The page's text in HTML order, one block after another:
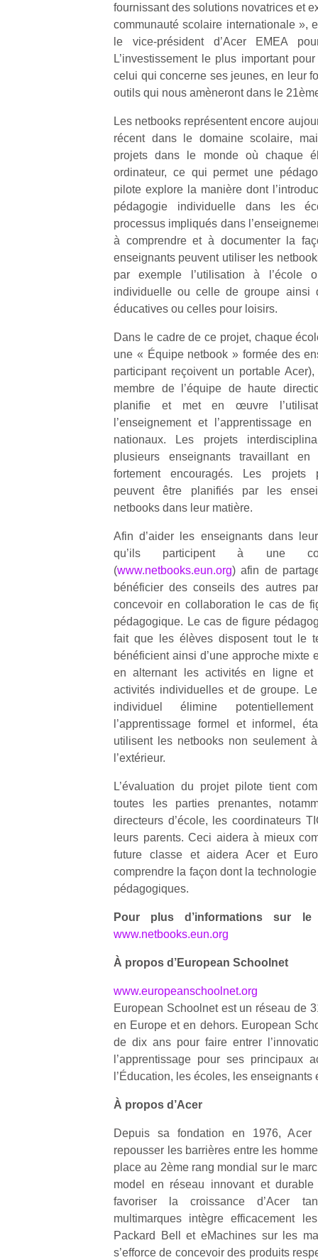
fournissant des solutions novatrices et
communauté scolaire internationale »,
le vice-président d’Acer EMEA
L’investissement le plus important
celui qui concerne ses jeunes, en leur
outils qui nous amèneront dans le
Les netbooks représentent encore
récent dans le domaine scolaire,
projets dans le monde où chaque
ordinateur, ce qui permet une
pilote explore la manière dont
pédagogie individuelle dans les
processus impliqués dans
à comprendre et à documenter la
enseignants peuvent utiliser les
par exemple l’utilisation à l’école
individuelle ou celle de groupe ainsi
éducatives ou celles pour loisirs.
Dans le cadre de ce projet, chaque
une « Équipe netbook » formée des
participant reçoivent un portable
membre de l’équipe de haute
planifie et met en œuvre
l’enseignement et l’apprentissage
nationaux. Les projets
plusieurs enseignants travaillant en
fortement encouragés. Les projets
peuvent être planifiés par les
netbooks dans leur matière.
Afin d’aider les enseignants dans
qu’ils participent à une
(www.netbooks.eun.org) afin de
bénéficier des conseils des autres
concevoir en collaboration le cas de
pédagogique. Le cas de figure
fait que les élèves disposent tout le
bénéficient ainsi d’une approche mixte
en alternant les activités en ligne
activités individuelles et de groupe.
individuel élimine
l’apprentissage formel et informel,
utilisent les netbooks non seulement
l’extérieur.
L’évaluation du projet pilote tient
toutes les parties prenantes,
directeurs d’école, les coordinateurs
leurs parents. Ceci aidera à mieux
future classe et aidera Acer et
comprendre la façon dont la
pédagogiques.
Pour plus d’informations sur
www.netbooks.eun.org
À propos d’European Schoolnet
www.europeanschoolnet.org
European Schoolnet est un réseau de
en Europe et en dehors. European
de dix ans pour faire entrer
l’apprentissage pour ses principaux
l’Éducation, les écoles, les enseignants
À propos d’Acer
Depuis sa fondation en 1976,
repousser les barrières entre les
place au 2ème rang mondial sur le
model en réseau innovant et durable
favoriser la croissance d’Acer
multimarques intègre efficacement
Packard Bell et eMachines sur les
s’efforce de concevoir des produits
à
…
NextGen,
une
nouvelle
trottinette
Beeper
Les
débordent
d’énergie.
Varier les
occupations
n’est pas
toujours
simple.
Conjuguer
divertissement,
physique
ou
Des
trampolines
pour les
et avec le
retour des
beaux
jours, c’est
l’occasion
rêvée
pour les
enfants
de